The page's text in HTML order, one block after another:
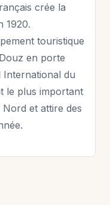
crée la
1920.
touristique
en porte
International du
le plus important
et attire des